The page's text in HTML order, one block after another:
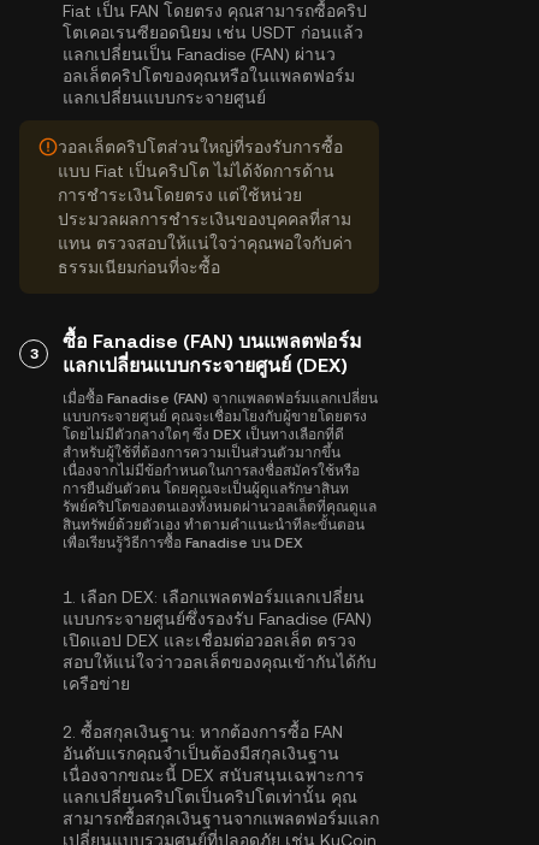
Fiat เป็น FAN โดยตรง คุณสามารถซื้อคริป
โตเคอเรนซียอดนิยม เช่น USDT ก่อนแล้ว
แลกเปลี่ยนเป็น Fanadise (FAN) ผ่านว
อลเล็ตคริปโตของคุณหรือในแพลตฟอร์ม
แลกเปลี่ยนแบบกระจายศูนย์
วอลเล็ตคริปโตส่วนใหญ่ที่รองรับการซื้อ
แบบ Fiat เป็นคริปโต ไม่ได้จัดการด้าน
การชำระเงินโดยตรง แต่ใช้หน่วย
ประมวลผลการชำระเงินของบุคคลที่สาม
แทน ตรวจสอบให้แน่ใจว่าคุณพอใจกับค่า
ธรรมเนียมก่อนที่จะซื้อ
3
ซื้อ Fanadise (FAN) บนแพลตฟอร์ม
แลกเปลี่ยนแบบกระจายศูนย์ (DEX)
เมื่อซื้อ Fanadise (FAN) จากแพลตฟอร์มแลกเปลี่ยน
แบบกระจายศูนย์ คุณจะเชื่อมโยงกับผู้ขายโดยตรง
โดยไม่มีตัวกลางใดๆ ซึ่ง DEX เป็นทางเลือกที่ดี
สำหรับผู้ใช้ที่ต้องการความเป็นส่วนตัวมากขึ้น
เนื่องจากไม่มีข้อกำหนดในการลงชื่อสมัครใช้หรือ
การยืนยันตัวตน โดยคุณจะเป็นผู้ดูแลรักษาสินท
รัพย์คริปโตของตนเองทั้งหมดผ่านวอลเล็ตที่คุณดูแล
สินทรัพย์ด้วยตัวเอง ทำตามคำแนะนำทีละขั้นตอน
เพื่อเรียนรู้วิธีการซื้อ Fanadise บน DEX
1. เลือก DEX: เลือกแพลตฟอร์มแลกเปลี่ยน
แบบกระจายศูนย์ซึ่งรองรับ Fanadise (FAN)
เปิดแอป DEX และเชื่อมต่อวอลเล็ต ตรวจ
สอบให้แน่ใจว่าวอลเล็ตของคุณเข้ากันได้กับ
เครือข่าย
2. ซื้อสกุลเงินฐาน: หากต้องการซื้อ FAN
อันดับแรกคุณจำเป็นต้องมีสกุลเงินฐาน
เนื่องจากขณะนี้ DEX สนับสนุนเฉพาะการ
แลกเปลี่ยนคริปโตเป็นคริปโตเท่านั้น คุณ
สามารถซื้อสกุลเงินฐานจากแพลตฟอร์มแลก
เปลี่ยนแบบรวมศูนย์ที่ปลอดภัย เช่น KuCoin